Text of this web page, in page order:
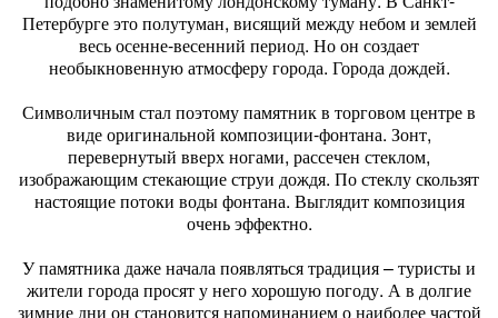
Петербурге это полутуман, висящий между небом и землей
весь осенне-весенний период. Но он создает
необыкновенную атмосферу города. Города дождей.
Символичным стал поэтому памятник в торговом центре в
виде оригинальной композиции-фонтана. Зонт,
перевернутый вверх ногами, рассечен стеклом,
изображающим стекающие струи дождя. По стеклу скользят
настоящие потоки воды фонтана. Выглядит композиция
очень эффектно.
У памятника даже начала появляться традиция – туристы и
жители города просят у него хорошую погоду. А в долгие
зимние дни он становится напоминанием о наиболее частой